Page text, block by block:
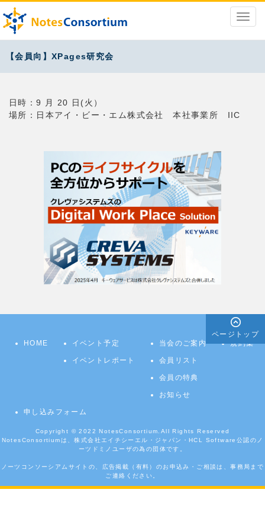
【会員向】XPages研究会
日時：9 月 20 日(火）
場所：日本アイ・ビー・エム株式会社 本社事業所 IIC
HOME イベント予定
イベントレポート
当会のご案内
会員リスト
会員の特典
お知らせ
規約集
申し込みフォーム
ページトップ
Copyright © 2022NotesConsortium. All Rights Reserved
NotesConsortiumは、株式会社エイチシーエル・ジャパン・HCL Software公認のノ
ーツドミノユーザの為の団体です。
ノーツコンソーシアムサイトの、広告掲載（有料）のお申込み・ご相談は、事務局まで
ご連絡ください。